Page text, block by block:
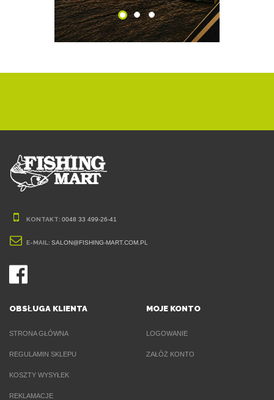
KONTAKT: 0048 33 499-26-41
E-MAIL: SALON@FISHING-MART.COM.PL
OBSŁUGA KLIENTA
STRONA GŁÓWNA
REGULAMIN SKLEPU
KOSZTY WYSYŁEK
REKLAMACJE
MOJE KONTO
LOGOWANIE
ZAŁÓŻ KONTO